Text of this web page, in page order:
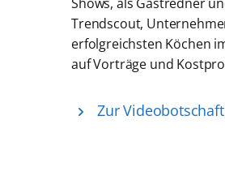
Trendscout,
erfolgreichsten Köchen
auf Vorträge und
Zur Videobotschaft